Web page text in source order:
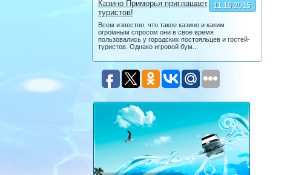
11.10.2015
Казино Приморья приглашает
туристов!
Всем известно, что такое казино и каким
огромным спросом они в свое время
пользовались у городских постояльцев и гостей-
туристов. Однако игровой бум...